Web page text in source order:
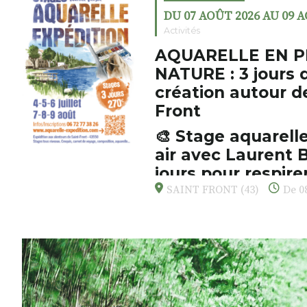
DU 07 AOÛT 2026 AU 09
Activités
AQUARELLE EN
NATURE : 3 jours
création autour
Front
🎨 Stage
air avec Laurent
jours pour
s’émerveiller
paysages de Haute-Loire ?
Cet été,Laurent Bersetvous
d’aquarelle en extérieur,
SAINT FRONT (43) De